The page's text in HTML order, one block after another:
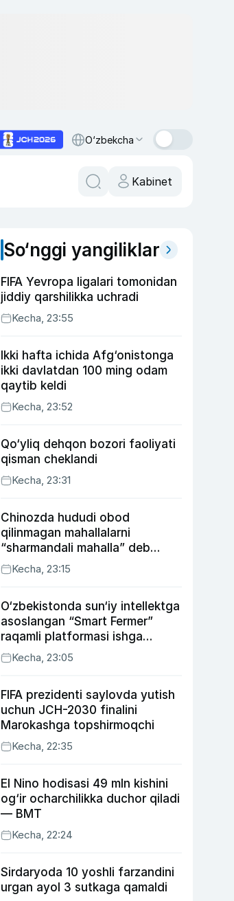
O‘zbekcha
Kabinet
So‘nggi yangiliklar
FIFA Yevropa ligalari tomonidan
jiddiy qarshilikka uchradi
Kecha, 23:55
Ikki hafta ichida Afg‘onistonga
ikki davlatdan 100 ming odam
qaytib keldi
Kecha, 23:52
Qo‘yliq dehqon bozori faoliyati
qisman cheklandi
Kecha, 23:31
Chinozda hududi obod
qilinmagan mahallalarni
“sharmandali mahalla” deb
belgilash boshlandi
Kecha, 23:15
O‘zbekistonda sun‘iy intellektga
asoslangan “Smart Fermer”
raqamli platformasi ishga
tushiriladi
Kecha, 23:05
FIFA prezidenti saylovda yutish
uchun JCH-2030 finalini
Marokashga topshirmoqchi
Kecha, 22:35
El Nino hodisasi 49 mln kishini
og‘ir ocharchilikka duchor qiladi
— BMT
Kecha, 22:24
Sirdaryoda 10 yoshli farzandini
urgan ayol 3 sutkaga qamaldi